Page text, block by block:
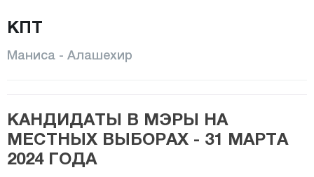
КИРКАХАЧ
КЁПРЮБАШИ
САЛИХЛИ
САРЫГОЛ
САРУХАНЛЫ
ШЕХЗАДЕЛЕР
КПТ
Маниса - Алашехир
КАНДИДАТЫ В МЭРЫ НА
МЕСТНЫХ ВЫБОРАХ - 31 МАРТА
2024 ГОДА